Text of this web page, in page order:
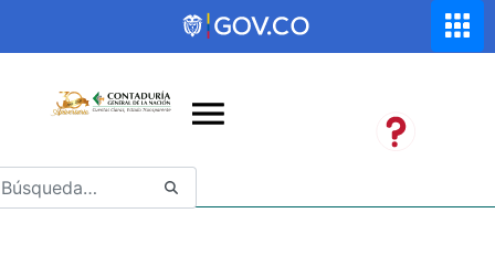
Saltar al contenido principal
Abrir menú de accesibilidad